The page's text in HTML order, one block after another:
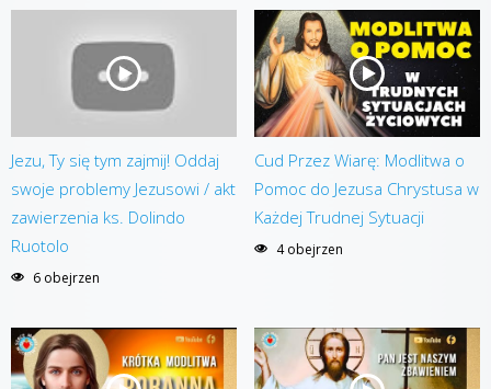
Jezu, Ty się tym zajmij! Oddaj
swoje problemy Jezusowi / akt
zawierzenia ks. Dolindo
Ruotolo
6 obejrzen
Cud Przez Wiarę: Modlitwa o
Pomoc do Jezusa Chrystusa w
Każdej Trudnej Sytuacji
4 obejrzen